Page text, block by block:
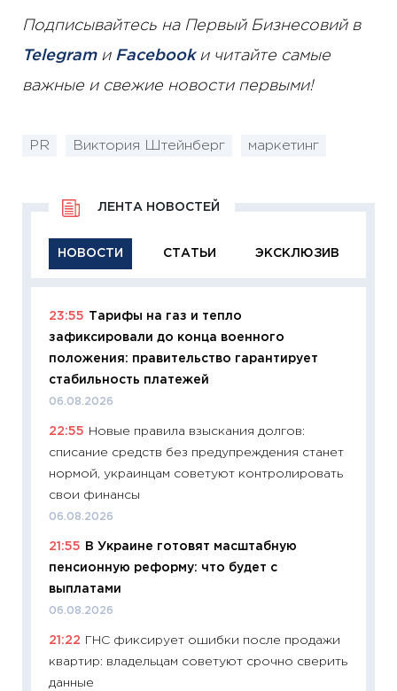
Подписывайтесь на Первый Бизнесовий в
Telegramи Facebookи читайте самые
важные и свежие новости первыми!
PR Виктория Штейнберг маркетинг
НОВОСТИ СТАТЬИ ЭКСКЛЮЗИВ
ЛЕНТА НОВОСТЕЙ
23:55 Тарифы на газ и тепло
зафиксировали до конца военного
положения: правительство гарантирует
стабильность платежей
06.08.2026
22:55
Новые правила взыскания долгов:
списание средств без предупреждения станет
нормой, украинцам советуют контролировать
свои финансы
06.08.2026
21:55
В Украине готовят масштабную
пенсионную реформу: что будет с
выплатами
06.08.2026
21:22
ГНС фиксирует ошибки после продажи
квартир: владельцам советуют срочно сверить
данные